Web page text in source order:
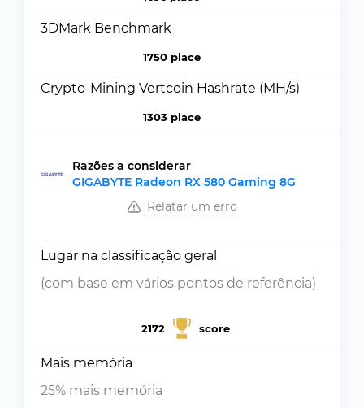
3DMark Benchmark
1750 place
Crypto-Mining Vertcoin Hashrate (MH/s)
1303 place
Razões a considerar
GIGABYTE Radeon RX 580 Gaming 8G
Relatar um erro
Lugar na classificação geral
(com base em vários pontos de referência)
2172 score
Mais memória
25% mais memória